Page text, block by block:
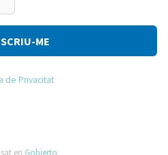
de Privacitat
en Gobierto